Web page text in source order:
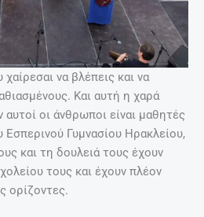
να βλέπεις και να
Και αυτή η χαρά
αυτοί οι άνθρωποι είναι μαθητές
Εσπερινού Γυμνασίου Ηρακλείου,
και τη δουλειά τους έχουν
τους και έχουν πλέον
ορίζοντες.